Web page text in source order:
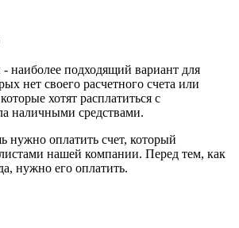
наиболее подходящий вариант для
нет своего расчетного счета или
хотят расплатиться с
наличными средствами.
нужно оплатить счет, который
нашей компании. Перед тем, как
нужно его оплатить.